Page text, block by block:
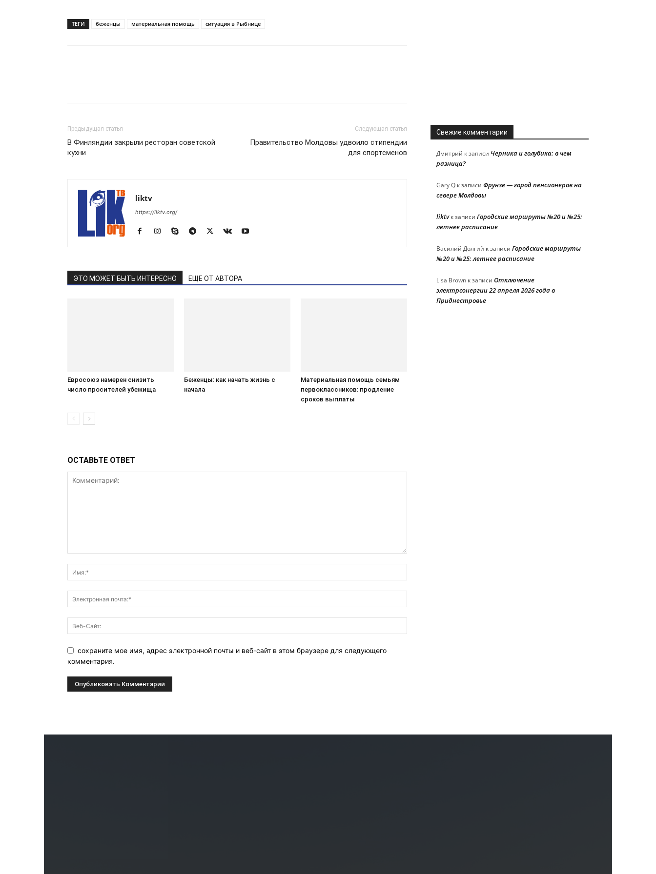
ТЕГИ беженцы материальная помощь ситуация в Рыбнице
Предыдущая статья
В Финляндии закрыли ресторан советской
кухни
Следующая статья
Правительство Молдовы удвоило стипендии
для спортсменов
liktv
https://liktv.org/
ЭТО МОЖЕТ БЫТЬ ИНТЕРЕСНО ЕЩЕ ОТ АВТОРА
Евросоюз намерен снизить
число просителей убежища
Беженцы: как начать жизнь с
начала
Материальная помощь семьям
первоклассников: продление
сроков выплаты
ОСТАВЬТЕ ОТВЕТ
сохраните мое имя, адрес электронной почты и веб-сайт в этом браузере для следующего
комментария.
Свежие комментарии
Дмитрий к записи Черника и голубика: в чем
разница?
Gary Q к записи Фрунзе — город пенсионеров на
севере Молдовы
liktvк записи Городские маршруты №20 и №25:
летнее расписание
Василий Долгий к записи Городские маршруты
№20 и №25: летнее расписание
Lisa Brown к записи Отключение
электроэнергии 22 апреля 2026 года в
Приднестровье